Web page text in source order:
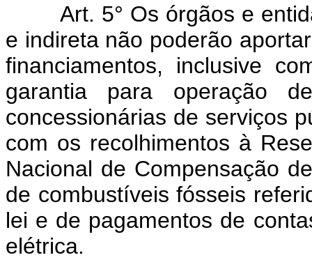
Art. 5° Os órgãos e
e indireta não poderão
financiamentos, inclusive
garantia para operação
concessionárias de serviços
com os recolhimentos à
Nacional de Compensação
de combustíveis fósseis
lei e de pagamentos de
elétrica.